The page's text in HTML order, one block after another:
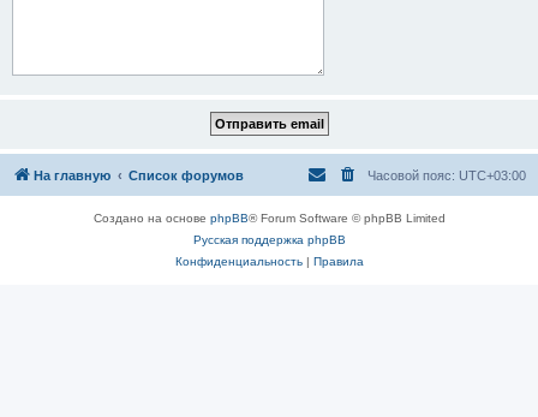
На главную Список форумов Часовой пояс: UTC+03:00
Создано на основе phpBB® Forum Software © phpBB Limited
Русская поддержка phpBB
Конфиденциальность| Правила